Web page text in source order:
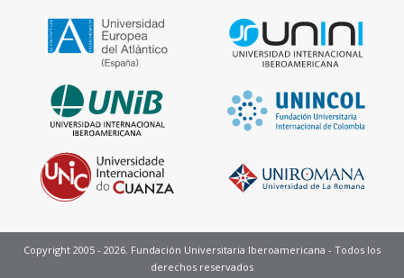
Copyright 2005 - 2026. Fundación Universitaria Iberoamericana - Todos los
derechos reservados